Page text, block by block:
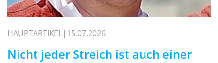
HAUPTARTIKEL 15.07.2026
Nicht jeder Streich ist auch einer